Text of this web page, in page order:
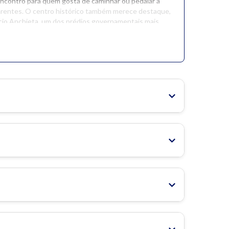
O centro histórico também merece destaque,
Anchieta, um dos prédios governamentais mais
Velha, onde fica o tradicional Convento da Penha,
tirar o fôlego.